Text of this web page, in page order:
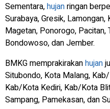
Sementara,hujanringan
Surabaya, Gresik,
Magetan, Ponorogo,
Bondowoso, dan Jember.
BMKG memprakirakanhujan
Situbondo, Kota Malang,
Kab/Kota Kediri, Kab/Kota
Sampang, Pamekasan, dan